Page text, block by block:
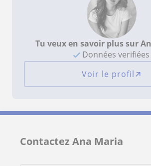
Tu veux en savoir plus sur
Données verifiées
Voir le profil
Contactez Ana Maria